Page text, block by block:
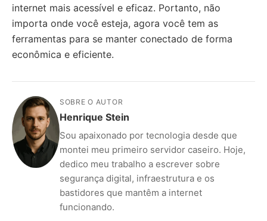
internet mais acessível e eficaz. Portanto, não
importa onde você esteja, agora você tem as
ferramentas para se manter conectado de forma
econômica e eficiente.
SOBRE O AUTOR
Henrique Stein
Sou apaixonado por tecnologia desde que
montei meu primeiro servidor caseiro. Hoje,
dedico meu trabalho a escrever sobre
segurança digital, infraestrutura e os
bastidores que mantêm a internet
funcionando.